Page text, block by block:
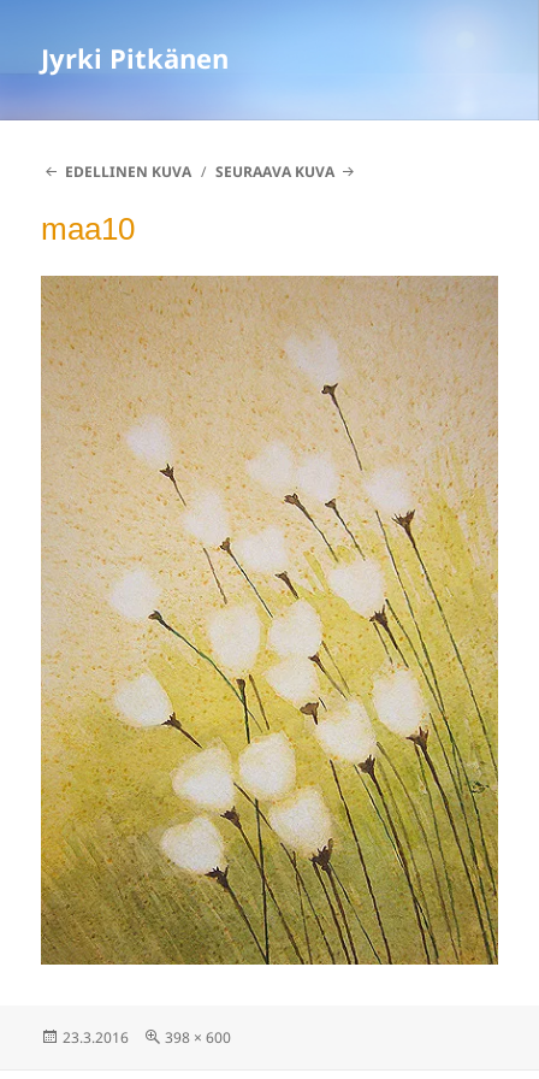
Jyrki Pitkänen
EDELLINEN KUVA SEURAAVA KUVA
maa10
Julkaistu
23.3.2016 Täysikokoinen
398 × 600